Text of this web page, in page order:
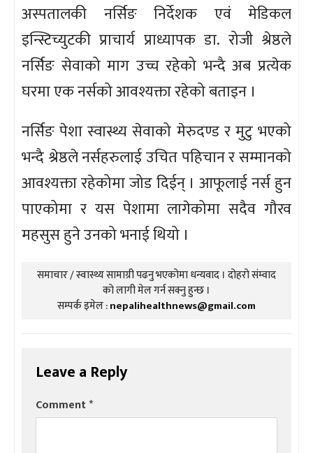
अस्पतालकी नर्सिङ निर्देशक एवं मेडिकल
इन्स्टिच्युटकी प्राचार्य प्राध्यापक डा. रोजी श्रेष्ठले
नर्सिङ सेवाको माग उच्च रहेको भन्दै अब प्रत्येक
घरमा एक नर्सको आवश्यक्ता रहेको बताइन ।
नर्सिङ पेशा स्वास्थ्य सेवाको मेरुदण्ड र मुटु भएको
भन्दै श्रेष्ठले नर्सहरुलाई उचित पहिचान र सम्मानको
आवश्यक्ता रहेकोमा जोड दिईन् । आफूलाई नर्स हुन
पाएकोमा र यस पेशामा लागेकोमा सदैव गौरव
महसुस हुने उनको भनाई थियो ।
समाचार / स्वास्थ्य सामाग्री पढनु भएकोमा धन्यवाद । दोहरो संम्वाद
को लागी मेल गर्न सक्नु हुन्छ ।
सम्पर्क इमेल :nepalihealthnews@gmail.com
Leave a Reply
Comment*